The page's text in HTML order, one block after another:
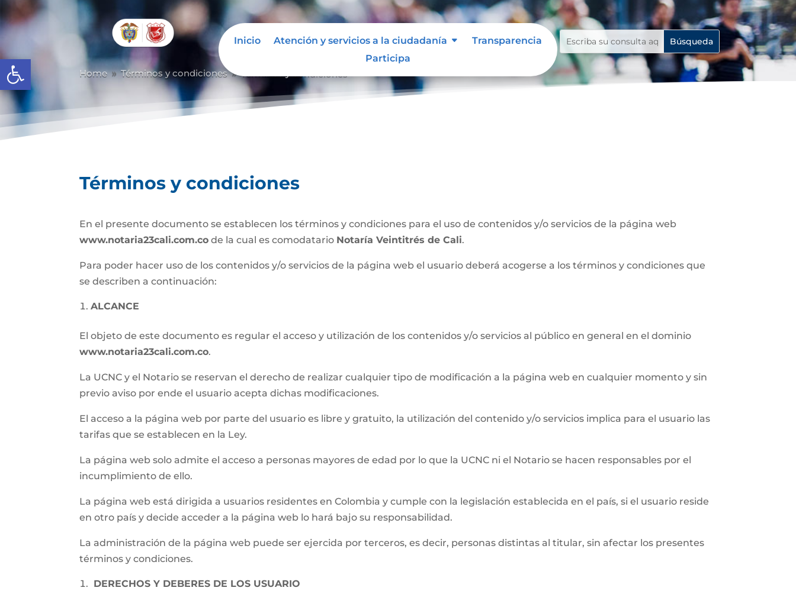
Abrir barra de herramientas
Inicio Atención y servicios a la ciudadanía
Transparencia
Participa
Home 9 Términos y condiciones 9
Términos y condiciones
En el presente documento se establecen los términos y condiciones para el uso de contenidos y/o servicios de la página web
www.notaria23cali.com.co de la cual es comodatario Notaría Veintitrés de Cali.
Para poder hacer uso de los contenidos y/o servicios de la página web el usuario deberá acogerse a los términos y condiciones que
se describen a continuación:
ALCANCE
El objeto de este documento es regular el acceso y utilización de los contenidos y/o servicios al público en general en el dominio
www.notaria23cali.com.co.
La UCNC y el Notario se reservan el derecho de realizar cualquier tipo de modificación a la página web en cualquier momento y sin
previo aviso por ende el usuario acepta dichas modificaciones.
El acceso a la página web por parte del usuario es libre y gratuito, la utilización del contenido y/o servicios implica para el usuario las
tarifas que se establecen en la Ley.
La página web solo admite el acceso a personas mayores de edad por lo que la UCNC ni el Notario se hacen responsables por el
incumplimiento de ello.
La página web está dirigida a usuarios residentes en Colombia y cumple con la legislación establecida en el país, si el usuario reside
en otro país y decide acceder a la página web lo hará bajo su responsabilidad.
La administración de la página web puede ser ejercida por terceros, es decir, personas distintas al titular, sin afectar los presentes
términos y condiciones.
DERECHOS Y DEBERES DE LOS USUARIO